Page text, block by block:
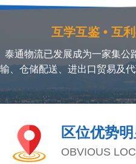
互学互鉴 • 互
泰通物流已发展成为一家集公
输、仓储配送、进出口贸易及
区位优势
OBVIOUS